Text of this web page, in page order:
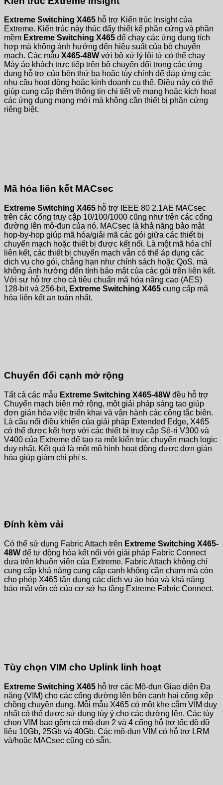
Extreme Switching X465 hỗ trợ Kiến trúc Insight của
Extreme. Kiến trúc này thúc đẩy thiết kế phần cứng và phần
mềm Extreme Switching X465 để chạy các ứng dụng tích
hợp mà không ảnh hưởng đến hiệu suất của bộ chuyển
mạch. Các mẫu X465-48W với bộ xử lý lõi tứ có thể chạy
Máy ảo khách trực tiếp trên bộ chuyển đổi trong các ứng
dụng hỗ trợ của bên thứ ba hoặc tùy chỉnh để đáp ứng các
nhu cầu hoạt động hoặc kinh doanh cụ thể. Điều này có thể
giúp cung cấp thêm thông tin chi tiết về mạng hoặc kích hoạt
các ứng dụng mạng mới mà không cần thiết bị phần cứng
riêng biệt.
Mã hóa liên kết MACsec
Extreme Switching X465 hỗ trợ IEEE 80 2.1AE MACsec
trên các cổng truy cập 10/100/1000 cũng như trên các cổng
đường lên mô-đun của nó. MACsec là khả năng bảo mật
hop-by-hop giúp mã hóa/giải mã các gói giữa các thiết bị
chuyển mạch hoặc thiết bị được kết nối. Là một mã hóa chỉ
liên kết, các thiết bị chuyển mạch vẫn có thể áp dụng các
dịch vụ cho gói, chẳng hạn như chính sách hoặc QoS, mà
không ảnh hưởng đến tính bảo mật của các gói trên liên kết.
Với sự hỗ trợ cho cả tiêu chuẩn mã hóa nâng cao (AES)
128-bit và 256-bit, Extreme Switching X465 cung cấp mã
hóa liên kết an toàn nhất.
Chuyển đổi cạnh mở rộng
Tất cả các mẫu Extreme Switching X465-48W đều hỗ trợ
Chuyển mạch biên mở rộng, một giải pháp sáng tạo giúp
đơn giản hóa việc triển khai và vận hành các công tắc biên.
Là cầu nối điều khiển của giải pháp Extended Edge, X465
có thể được kết hợp với các thiết bị truy cập Sê-ri V300 và
V400 của Extreme để tạo ra một kiến ​​trúc chuyển mạch logic
duy nhất. Kết quả là một mô hình hoạt động được đơn giản
hóa giúp giảm chi phí s.
Đính kèm vải
Có thể sử dụng Fabric Attach trên Extreme Switching X465-
48W để tự động hóa kết nối với giải pháp Fabric Connect
dựa trên khuôn viên của Extreme. Fabric Attach không chỉ
cung cấp khả năng cung cấp cạnh không cần chạm mà còn
cho phép X465 tận dụng các dịch vụ ảo hóa và khả năng
bảo mật vốn có của cơ sở hạ tầng Extreme Fabric Connect.
Tùy chọn VIM cho Uplink linh hoạt
Extreme Switching X465 hỗ trợ các Mô-đun Giao diện Đa
năng (VIM) cho các cổng đường lên bên cạnh hai cổng xếp
chồng chuyên dụng. Mỗi mẫu X465 có một khe cắm VIM duy
nhất có thể được sử dụng tùy ý cho các đường lên. Các tùy
chọn VIM bao gồm cả mô-đun 2 và 4 cổng hỗ trợ tốc độ dữ
liệu 10Gb, 25Gb và 40Gb. Các mô-đun VIM có hỗ trợ LRM
và/hoặc MACsec cũng có sẵn.